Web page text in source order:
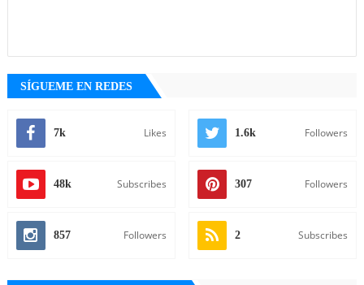
SÍGUEME EN REDES
7k Likes 1.6k Followers
48k Subscribes 307 Followers
857 Followers 2 Subscribes